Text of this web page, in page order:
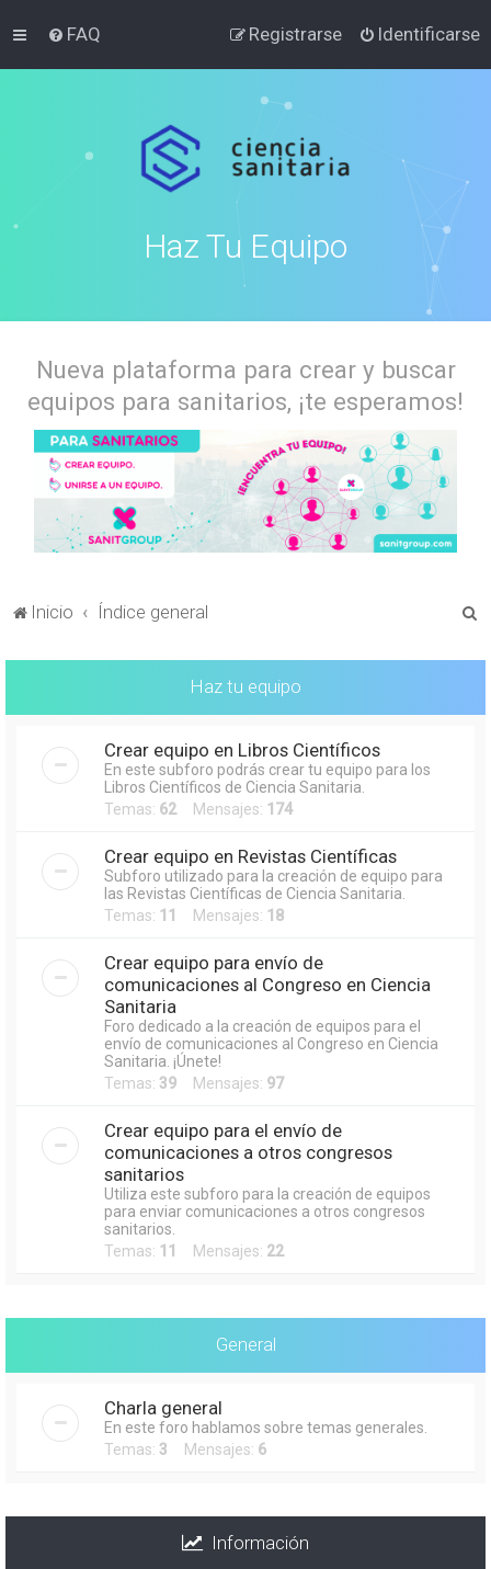
FAQ Identificarse
Registrarse
Haz Tu Equipo
Nueva plataforma para crear y buscar
equipos para sanitarios, ¡te esperamos!
Inicio Índice general
Haz tu equipo
Crear equipo en Libros Científicos
En este subforo podrás crear tu equipo para los
Libros Científicos de Ciencia Sanitaria.
Temas: 62Mensajes: 174
Crear equipo en Revistas Científicas
Subforo utilizado para la creación de equipo para
las Revistas Científicas de Ciencia Sanitaria.
Temas: 11 Mensajes: 18
Crear equipo para envío de
comunicaciones al Congreso en Ciencia
Sanitaria
Foro dedicado a la creación de equipos para el
envío de comunicaciones al Congreso en Ciencia
Sanitaria. ¡Únete!
Temas: 39 Mensajes: 97
Crear equipo para el envío de
comunicaciones a otros congresos
sanitarios
Utiliza este subforo para la creación de equipos
para enviar comunicaciones a otros congresos
sanitarios.
Temas: 11 Mensajes: 22
General
Charla general
En este foro hablamos sobre temas generales.
Temas: 3 Mensajes: 6
Información